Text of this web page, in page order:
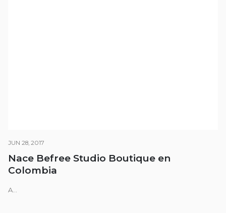
JUN 28, 2017
Nace Befree Studio Boutique en
Colombia
A...